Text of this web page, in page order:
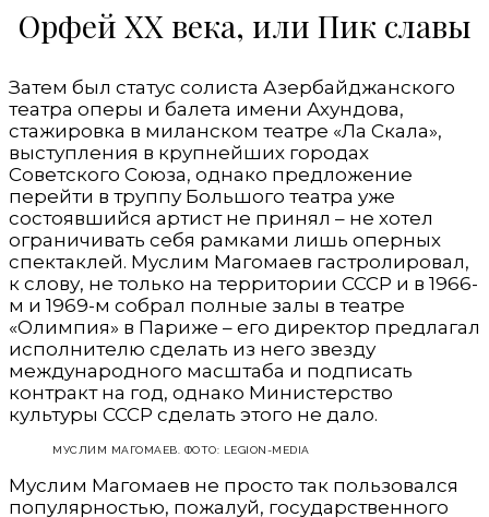
Орфей XX века, или Пик славы
Затем был статус солиста Азербайджанского
театра оперы и балета имени Ахундова,
стажировка в миланском театре «Ла Скала»,
выступления в крупнейших городах
Советского Союза, однако предложение
перейти в труппу Большого театра уже
состоявшийся артист не принял – не хотел
ограничивать себя рамками лишь оперных
спектаклей. Муслим Магомаев гастролировал,
к слову, не только на территории СССР и в 1966-
м и 1969-м собрал полные залы в театре
«Олимпия» в Париже – его директор предлагал
исполнителю сделать из него звезду
международного масштаба и подписать
контракт на год, однако Министерство
культуры СССР сделать этого не дало.
МУСЛИМ МАГОМАЕВ. ФОТО: LEGION-MEDIA
Муслим Магомаев не просто так пользовался
популярностью, пожалуй, государственного